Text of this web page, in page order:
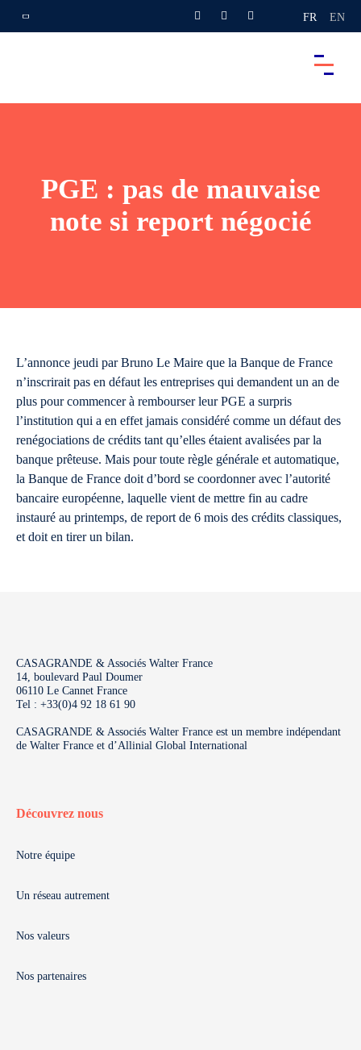
FR EN
PGE : pas de mauvaise
note si report négocié
L’annonce jeudi par Bruno Le Maire que la Banque de France
n’inscrirait pas en défaut les entreprises qui demandent un an de
plus pour commencer à rembourser leur PGE a surpris
l’institution qui a en effet jamais considéré comme un défaut des
renégociations de crédits tant qu’elles étaient avalisées par la
banque prêteuse. Mais pour toute règle générale et automatique,
la Banque de France doit d’bord se coordonner avec l’autorité
bancaire européenne, laquelle vient de mettre fin au cadre
instauré au printemps, de report de 6 mois des crédits classiques,
et doit en tirer un bilan.
CASAGRANDE & Associés Walter France
14, boulevard Paul Doumer
06110 Le Cannet France
Tel : +33(0)4 92 18 61 90
CASAGRANDE & Associés Walter France est un membre indépendant
de Walter France et d’Allinial Global International
Découvrez nous
Notre équipe
Un réseau autrement
Nos valeurs
Nos partenaires